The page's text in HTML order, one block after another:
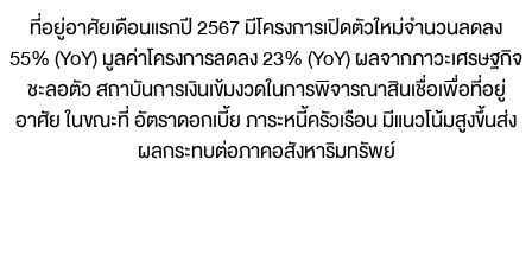
ที่อยู่อาศัยเดือนแรกปี 2567 มีโครงการเปิดตัวใหม่จำนวนลดลง
55% (YoY) มูลค่าโครงการลดลง 23% (YoY) ผลจากภาวะเศรษฐกิจ
ชะลอตัว สถาบันการเงินเข้มงวดในการพิจารณาสินเชื่อเพื่อที่อยู่
อาศัย ในขณะที่ อัตราดอกเบี้ย ภาระหนี้ครัวเรือน มีแนวโน้มสูงขึ้นส่ง
ผลกระทบต่อภาคอสังหาริมทรัพย์